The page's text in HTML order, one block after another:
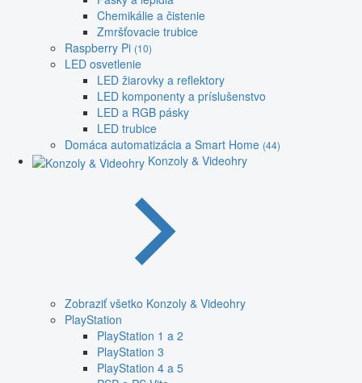
Chemikálie a čistenie
Zmršťovacie trubice
Raspberry Pi (10)
LED osvetlenie
LED žiarovky a reflektory
LED komponenty a príslušenstvo
LED a RGB pásky
LED trubice
Domáca automatizácia a Smart Home (44)
Konzoly & Videohry
Zobraziť všetko Konzoly & Videohry
PlayStation
PlayStation 1 a 2
PlayStation 3
PlayStation 4 a 5